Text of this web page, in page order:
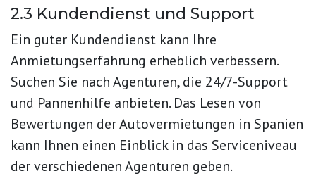
2.3 Kundendienst und Support
Ein guter Kundendienst kann Ihre
Anmietungserfahrung erheblich verbessern.
Suchen Sie nach Agenturen, die 24/7-Support
und Pannenhilfe anbieten. Das Lesen von
Bewertungen der Autovermietungen in Spanien
kann Ihnen einen Einblick in das Serviceniveau
der verschiedenen Agenturen geben.